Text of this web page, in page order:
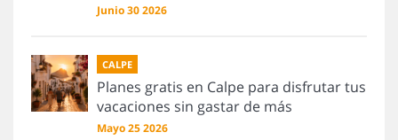
Junio 30 2026
CALPE
Planes gratis en Calpe para disfrutar tus
vacaciones sin gastar de más
Mayo 25 2026